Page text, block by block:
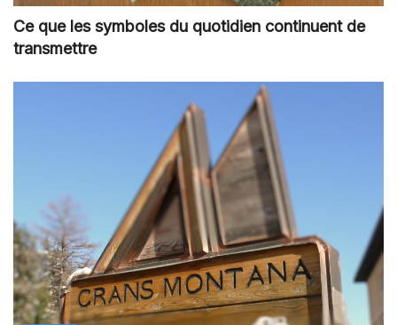
Ce que les symboles du quotidien continuent de
transmettre